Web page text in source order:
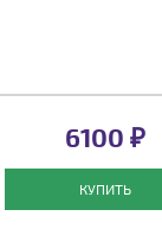
6100 ₽
КУПИТЬ